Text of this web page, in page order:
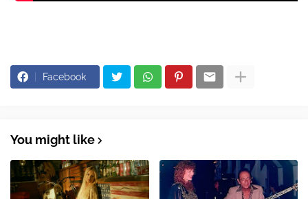
Facebook
You might like